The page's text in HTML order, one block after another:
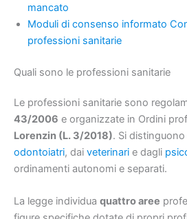
mancato
Moduli di consenso informato
professioni sanitarie
Quali sono le professioni sanitarie
Le professioni sanitarie sono
43/2006 e organizzate in Ordini
Lorenzin (L. 3/2018). Si distinguono
odontoiatri, dai veterinari e dagli
ordinamenti autonomi e separati.
La legge individua quattro aree